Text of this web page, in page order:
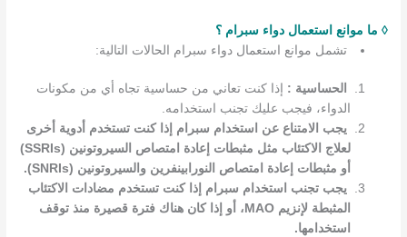
◊ ما موانع استعمال دواء سبرام ؟
تشمل موانع استعمال دواء سبرام الحالات التالية:
الحساسية : إذا كنت تعاني من حساسية تجاه أي من مكونات
الدواء، فيجب عليك تجنب استخدامه.
يجب الامتناع عن استخدام سبرام إذا كنت تستخدم أدوية أخرى
لعلاج الاكتئاب مثل مثبطات إعادة امتصاص السيروتونين (SSRIs)
أو مثبطات إعادة امتصاص النورابينفرين والسيروتونين (SNRIs).
يجب تجنب استخدام سبرام إذا كنت تستخدم مضادات الاكتئاب
المثبطة لإنزيم MAO، أو إذا كان هناك فترة قصيرة منذ توقف
استخدامها.